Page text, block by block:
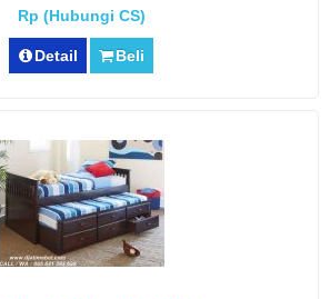
Rp (Hubungi CS)
Detail Beli